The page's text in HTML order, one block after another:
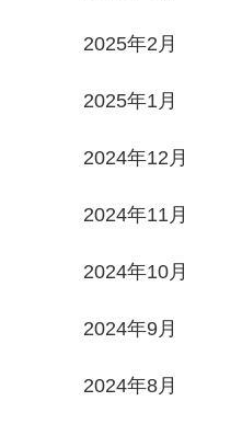
2025年2月
2025年1月
2024年12月
2024年11月
2024年10月
2024年9月
2024年8月